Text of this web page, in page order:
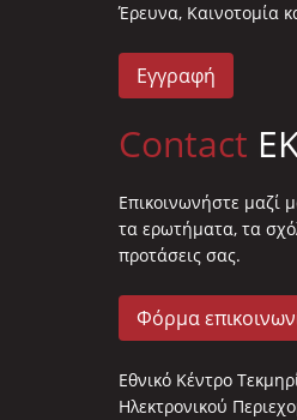
Έρευνα, Καινοτομία
Εγγραφή
Contact
Επικοινωνήστε μαζί
τα ερωτήματα, τα
προτάσεις σας.
Φόρμα
Εθνικό Κέντρο
Ηλεκτρονικού